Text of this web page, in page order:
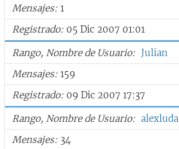
Mensajes 1
Registrado 05 Dic 2007 01:01
Rango, Nombre de Usuario
Julian
Mensajes 159
Registrado 09 Dic 2007 17:37
Rango, Nombre de Usuario
alexluda
Mensajes 34